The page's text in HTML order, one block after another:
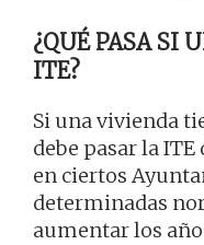
¿QUÉ PASA SI
ITE?
Si una vivienda
debe pasar la
en ciertos
determinadas
aumentar los